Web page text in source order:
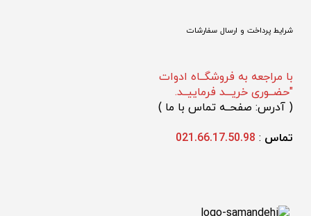
شرایط پرداخت و ارسال سفارشات
با مراجعه به فروشگــاه ادوات
"حضــوری خریـــد فرماییــد.
( آدرس: صفحــه تماس با ما )
تماس :
021.66.17.50.98